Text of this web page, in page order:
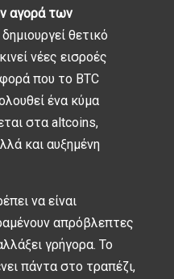
αγορά των
θετικό
νέες εισροές
που το BTC
ένα κύμα
στα altcoins,
και αυξημένη
να είναι
απρόβλεπτες
γρήγορα. Το
πάντα στο τραπέζι,